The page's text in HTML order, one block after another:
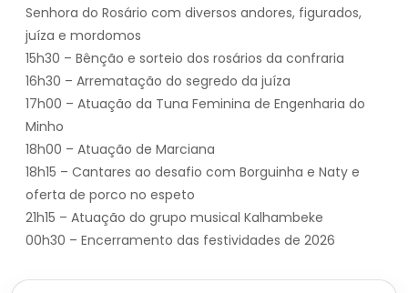
Senhora do Rosário com diversos andores, figurados,
juíza e mordomos
15h30 – Bênção e sorteio dos rosários da confraria
16h30 – Arrematação do segredo da juíza
17h00 – Atuação da Tuna Feminina de Engenharia do
Minho
18h00 – Atuação de Marciana
18h15 – Cantares ao desafio com Borguinha e Naty e
oferta de porco no espeto
21h15 – Atuação do grupo musical Kalhambeke
00h30 – Encerramento das festividades de 2026